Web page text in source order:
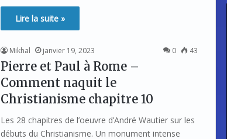
Lire la suite »
Mikhal janvier 19, 2023 0 43
Pierre et Paul à Rome –
Comment naquit le
Christianisme chapitre 10
Les 28 chapitres de l’oeuvre d’André Wautier sur les
débuts du Christianisme. Un monument intense